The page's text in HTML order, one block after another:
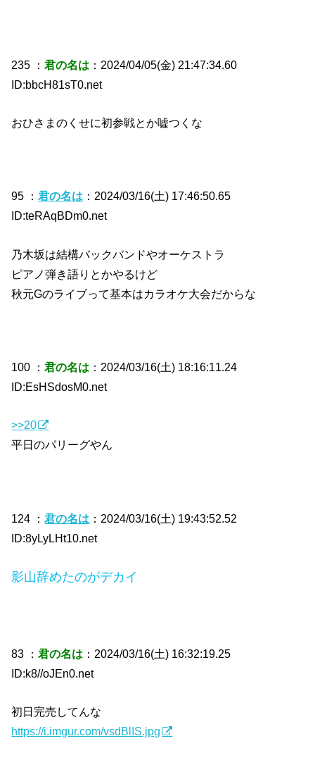
235 ：君の名は ：2024/04/05(金) 21:47:34.60
ID:bbcH81sT0.net
おひさまのくせに初参戦とか嘘つくな
95 ：君の名は ：2024/03/16(土) 17:46:50.65
ID:teRAqBDm0.net
乃木坂は結構バックバンドやオーケストラ
ピアノ弾き語りとかやるけど
秋元Gのライブって基本はカラオケ大会だからな
100 ：君の名は ：2024/03/16(土) 18:16:11.24
ID:EsHSdosM0.net
>>20
平日のパリーグやん
124 ：君の名は ：2024/03/16(土) 19:43:52.52
ID:8yLyLHt10.net
影山辞めたのがデカイ
83 ：君の名は ：2024/03/16(土) 16:32:19.25
ID:k8//oJEn0.net
初日完売してんな
https://i.imgur.com/vsdBlIS.jpg